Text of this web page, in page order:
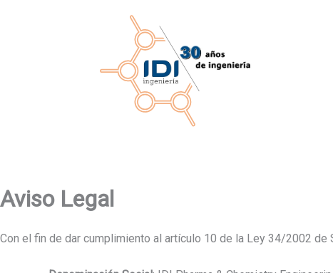
Aviso Legal
Con el fin de dar cumplimiento al artículo 10 de la Ley 34/2002